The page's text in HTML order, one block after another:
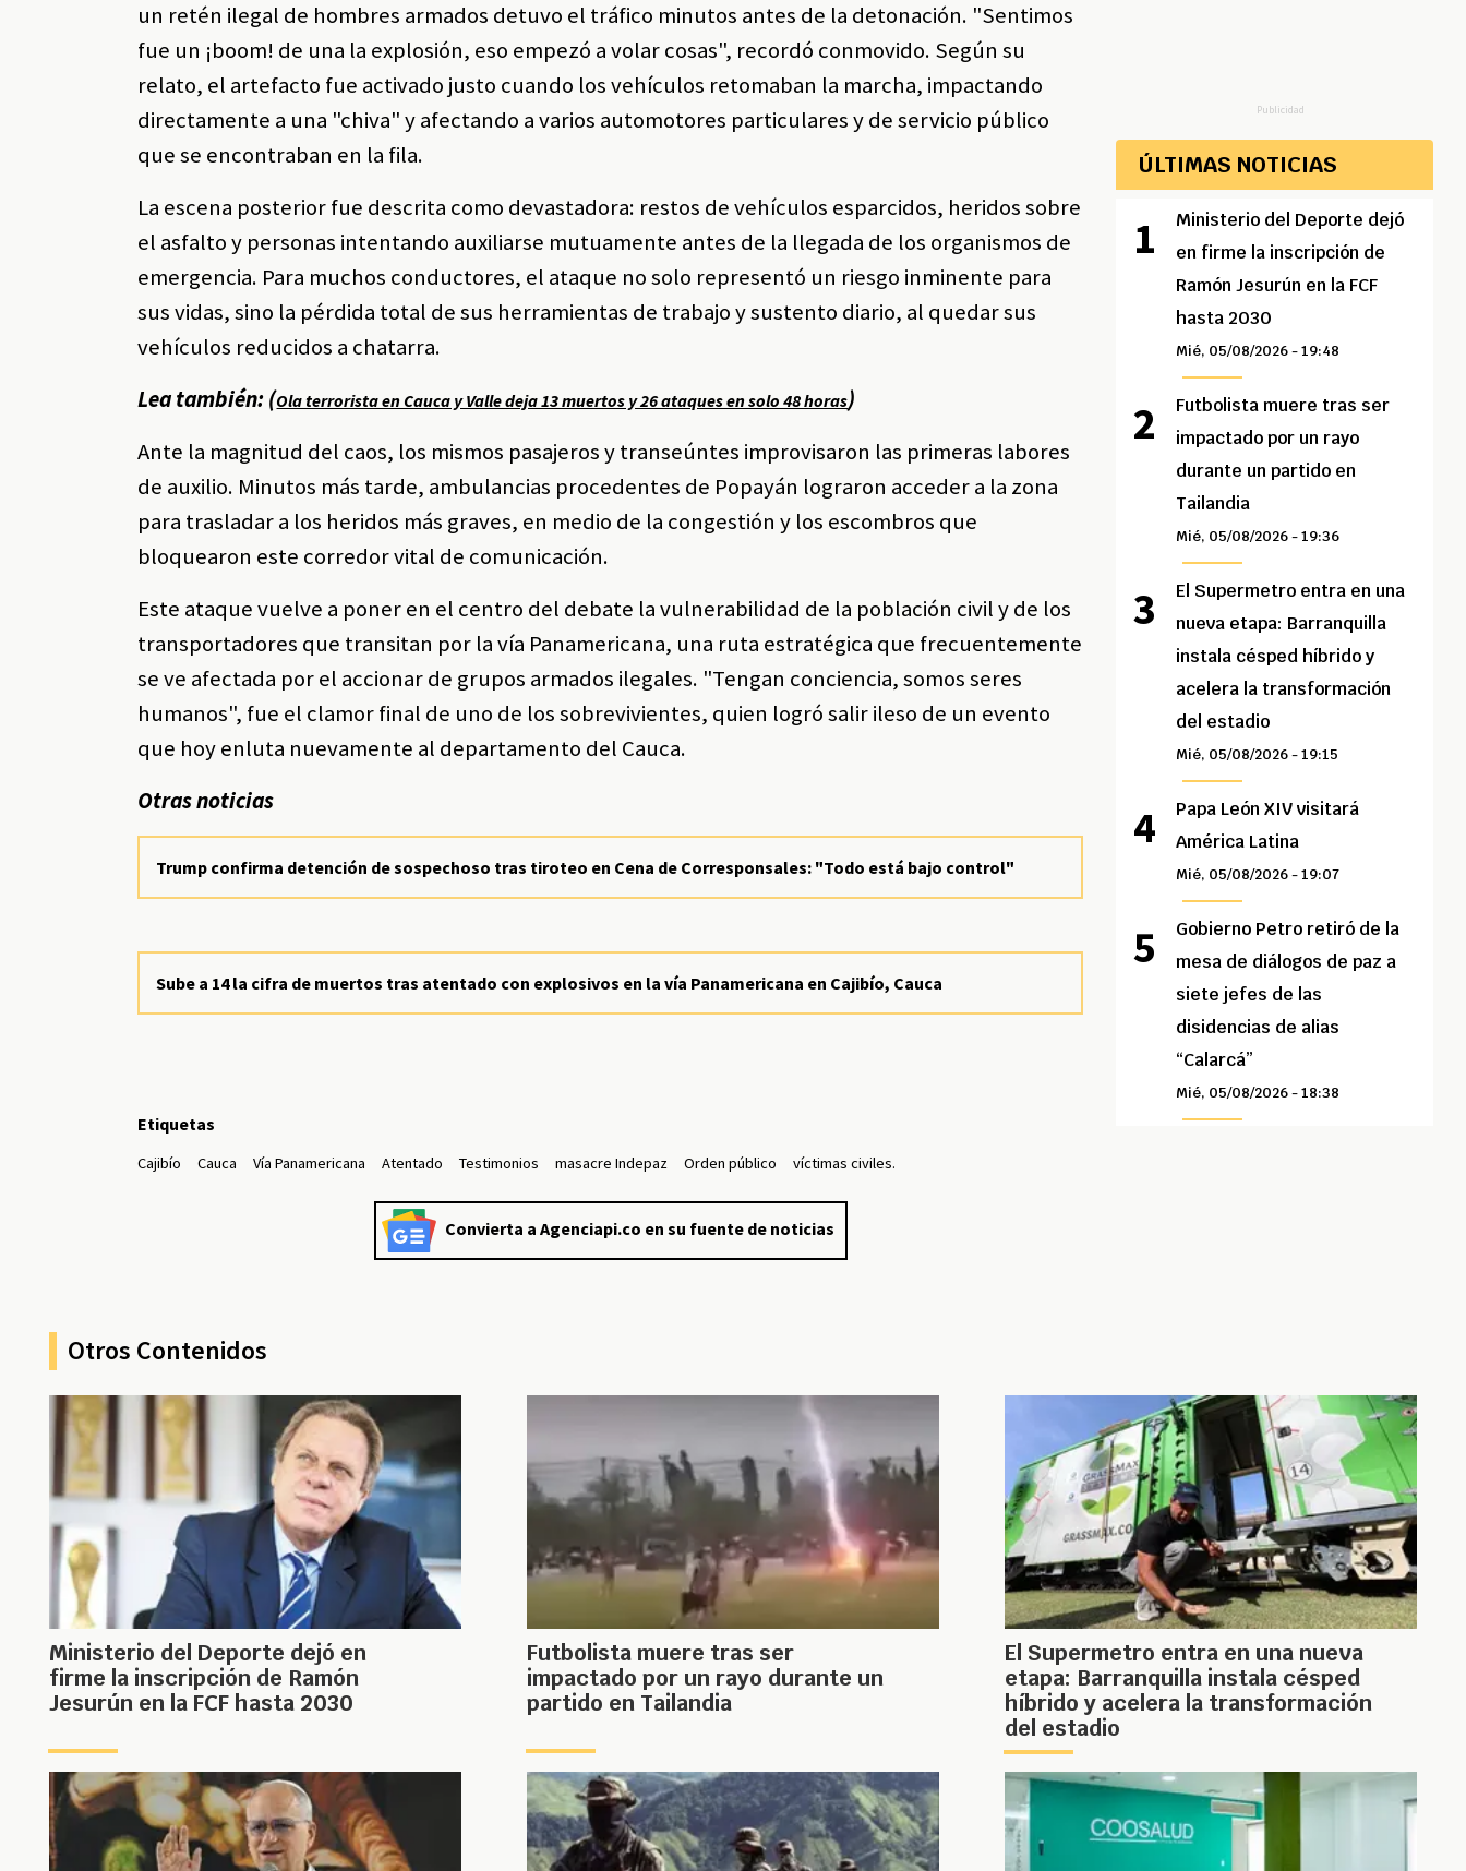
un retén ilegal de hombres armados detuvo el tráfico minutos antes de la detonación. "Sentimos
fue un ¡boom! de una la explosión, eso empezó a volar cosas", recordó conmovido. Según su
relato, el artefacto fue activado justo cuando los vehículos retomaban la marcha, impactando
directamente a una "chiva" y afectando a varios automotores particulares y de servicio público
que se encontraban en la fila.
La escena posterior fue descrita como devastadora: restos de vehículos esparcidos, heridos sobre
el asfalto y personas intentando auxiliarse mutuamente antes de la llegada de los organismos de
emergencia. Para muchos conductores, el ataque no solo representó un riesgo inminente para
sus vidas, sino la pérdida total de sus herramientas de trabajo y sustento diario, al quedar sus
vehículos reducidos a chatarra.
Lea también: (Ola terrorista en Cauca y Valle deja 13 muertos y 26 ataques en solo 48 horas)
Ante la magnitud del caos, los mismos pasajeros y transeúntes improvisaron las primeras labores
de auxilio. Minutos más tarde, ambulancias procedentes de Popayán lograron acceder a la zona
para trasladar a los heridos más graves, en medio de la congestión y los escombros que
bloquearon este corredor vital de comunicación.
Este ataque vuelve a poner en el centro del debate la vulnerabilidad de la población civil y de los
transportadores que transitan por la vía Panamericana, una ruta estratégica que frecuentemente
se ve afectada por el accionar de grupos armados ilegales. "Tengan conciencia, somos seres
humanos", fue el clamor final de uno de los sobrevivientes, quien logró salir ileso de un evento
que hoy enluta nuevamente al departamento del Cauca.
Otras noticias
Trump confirma detención de sospechoso tras tiroteo en Cena de Corresponsales: "Todo está bajo control"
Sube a 14 la cifra de muertos tras atentado con explosivos en la vía Panamericana en Cajibío, Cauca
Etiquetas
Cajibío Cauca Vía Panamericana Atentado Testimonios masacre Indepaz Orden público víctimas civiles.
Convierta a Agenciapi.co en su fuente de noticias
Publicidad
ÚLTIMAS NOTICIAS
Ministerio del Deporte dejó
en firme la inscripción de
Ramón Jesurún en la FCF
hasta 2030
Mié, 05/08/2026 - 19:48
Futbolista muere tras ser
impactado por un rayo
durante un partido en
Tailandia
Mié, 05/08/2026 - 19:36
El Supermetro entra en una
nueva etapa: Barranquilla
instala césped híbrido y
acelera la transformación
del estadio
Mié, 05/08/2026 - 19:15
Papa León XIV visitará
América Latina
Mié, 05/08/2026 - 19:07
Gobierno Petro retiró de la
mesa de diálogos de paz a
siete jefes de las
disidencias de alias
“Calarcá”
Mié, 05/08/2026 - 18:38
Otros Contenidos
Ministerio del Deporte dejó en
firme la inscripción de Ramón
Jesurún en la FCF hasta 2030
Futbolista muere tras ser
impactado por un rayo durante un
partido en Tailandia
El Supermetro entra en una nueva
etapa: Barranquilla instala césped
híbrido y acelera la transformación
del estadio